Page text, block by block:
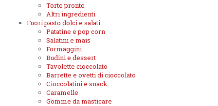
Torte pronte
Altri ingredienti
Fuori pasto dolci e salati
Patatine e pop corn
Salatini e mais
Formaggini
Budini e dessert
Tavolette cioccolato
Barrette e ovetti di cioccolato
Cioccolatini e snack
Caramelle
Gomme da masticare